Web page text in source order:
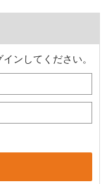
ンしてください。